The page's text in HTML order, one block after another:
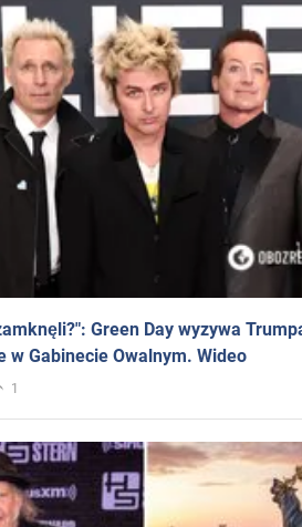
Green Day wyzywa
w Gabinecie Owalnym. Wideo
1